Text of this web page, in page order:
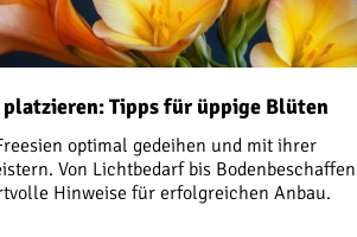
Tipps für üppige Blüten
optimal gedeihen und mit ihrer
Von Lichtbedarf bis
Hinweise für erfolgreichen Anbau.